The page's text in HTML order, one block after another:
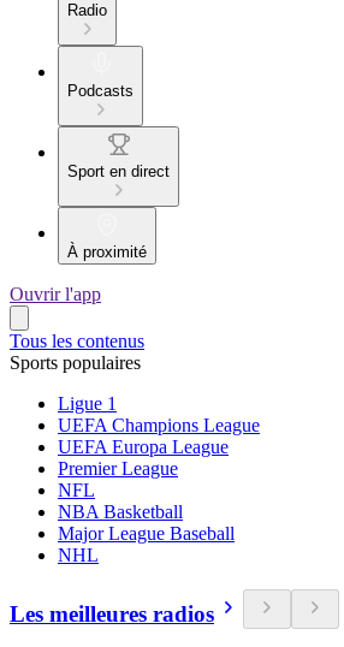
Radio
Podcasts
Sport en direct
À proximité
Ouvrir l'app
Tous les contenus
Sports populaires
Ligue 1
UEFA Champions League
UEFA Europa League
Premier League
NFL
NBA Basketball
Major League Baseball
NHL
Les meilleures radios